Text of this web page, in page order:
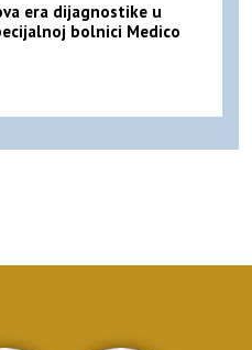
era dijagnostike u
bolnici Medico